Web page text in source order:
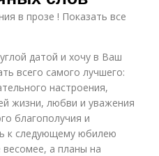
в прозе ! Показать все
датой и хочу в Ваш
всего самого лучшего:
настроения,
жизни, любви и уважения
благополучия и
к следующему юбилею
а планы на